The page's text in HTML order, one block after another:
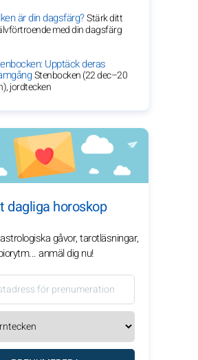
är din dagsfärg?Stärk ditt
med din dagsfärg
Upptäck deras
Stenbocken (22 dec–20
jordtecken
dagliga horoskop
gåvor, tarotläsningar,
anmäl dig nu!